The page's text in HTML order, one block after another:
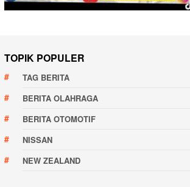
TOPIK POPULER
TAG BERITA
BERITA OLAHRAGA
BERITA OTOMOTIF
NISSAN
NEW ZEALAND